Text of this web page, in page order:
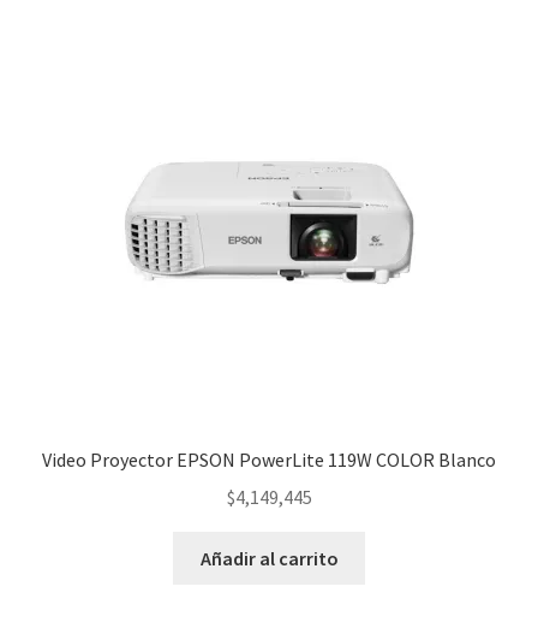
Video Proyector EPSON PowerLite 119W COLOR Blanco
$4,149,445
Añadir al carrito